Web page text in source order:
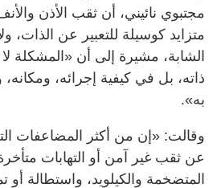
مجتبوي نائيني، أن ثقب الأذن
متزايد كوسيلة للتعبير عن الذات،
الشابة، مشيرة إلى أن «المشكلة
ذاته، بل في كيفية إجرائه، ومكانه،
به».
وقالت: «إن من أكثر المضاعفات
عن ثقب غير آمن أو التهابات
المتضخمة والكيلويد، واستطالة